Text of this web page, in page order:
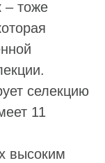
– тоже
селекцию
11
высоким